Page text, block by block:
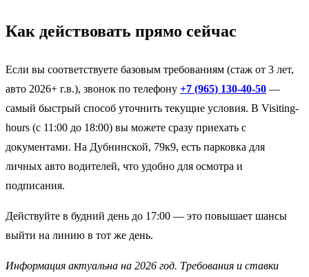
Как действовать прямо сейчас
Если вы соответствуете базовым требованиям (стаж от 3 лет,
авто 2026+ г.в.), звонок по телефону +7 (965) 130-40-50 —
самый быстрый способ уточнить текущие условия. В Visiting-
hours (с 11:00 до 18:00) вы можете сразу приехать с
документами. На Дубнинской, 79к9, есть парковка для
личных авто водителей, что удобно для осмотра и
подписания.
Действуйте в будний день до 17:00 — это повышает шансы
выйти на линию в тот же день.
Информация актуальна на 2026 год. Требования и ставки